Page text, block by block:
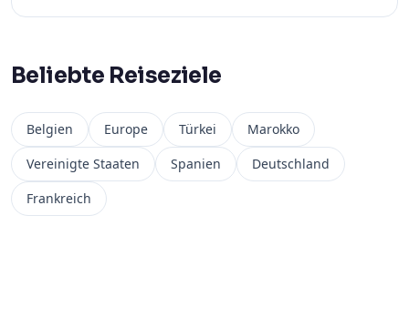
Beliebte Reiseziele
Belgien Europe Türkei
Marokko
Vereinigte Staaten
Spanien
Deutschland
Frankreich